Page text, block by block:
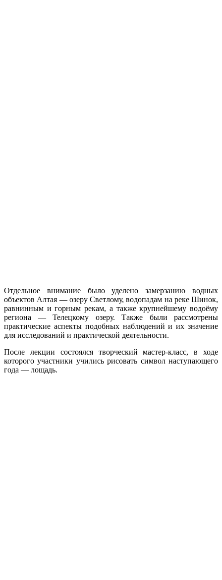
Отдельное внимание было уделено замерзанию водных
объектов Алтая — озеру Светлому, водопадам на реке Шинок,
равнинным и горным рекам, а также крупнейшему водоёму
региона — Телецкому озеру. Также были рассмотрены
практические аспекты подобных наблюдений и их значение
для исследований и практической деятельности.
После лекции состоялся творческий мастер-класс, в ходе
которого участники учились рисовать символ наступающего
года — лощадь.